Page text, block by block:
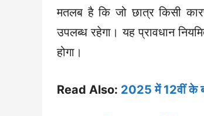
मतलब है कि जो छात्र किसी
उपलब्ध रहेगा। यह प्रावधान
होगा।
Read Also: 2025 में 12वीं के